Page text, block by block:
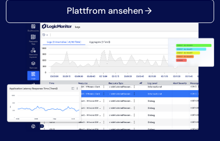
Plattfrom ansehen
Kostenoptimierung
Branchen
Gesundheitswesen
Finanzdienstleistungen
Public Sector
Managed Service Provider (MSP)